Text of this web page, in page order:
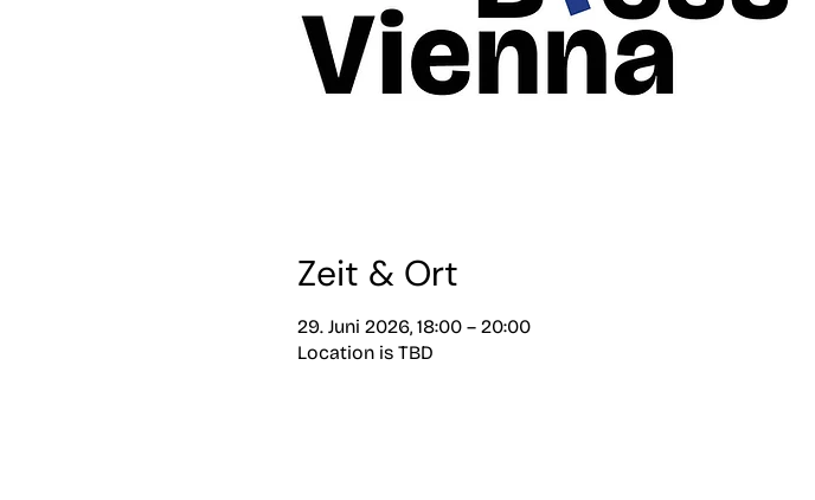
Zeit & Ort
29. Juni 2026, 18:00 – 20:00
Location is TBD